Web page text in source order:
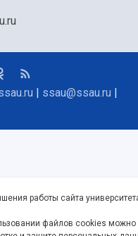
| ssau@ssau.ru |
работы сайта
файлов cookies можно